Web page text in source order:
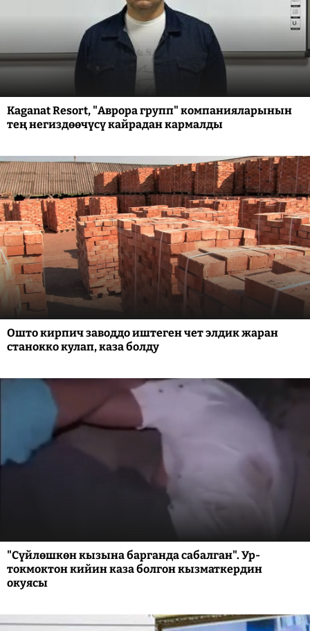
Kaganat Resort, "Аврора групп" компанияларынын
тең негиздөөчүсү кайрадан кармалды
Ошто кирпич заводдо иштеген чет элдик жаран
станокко кулап, каза болду
"Сүйлөшкөн кызына барганда сабалган". Ур-
токмоктон кийин каза болгон кызматкердин
окуясы